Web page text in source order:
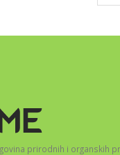
prirodnih i organskih